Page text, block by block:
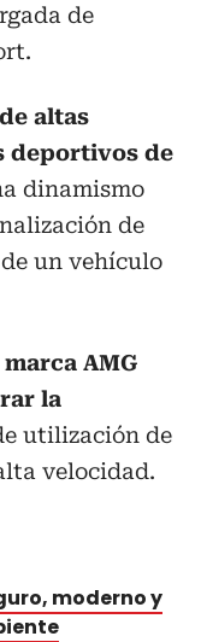
de
altas
deportivos de
dinamismo
de
un vehículo
marca AMG
la
utilización de
velocidad.
moderno y